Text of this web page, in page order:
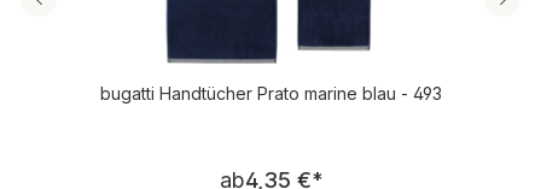
bugatti Handtücher Prato marine blau - 493
Regulärer Preis:
ab4,35 €*